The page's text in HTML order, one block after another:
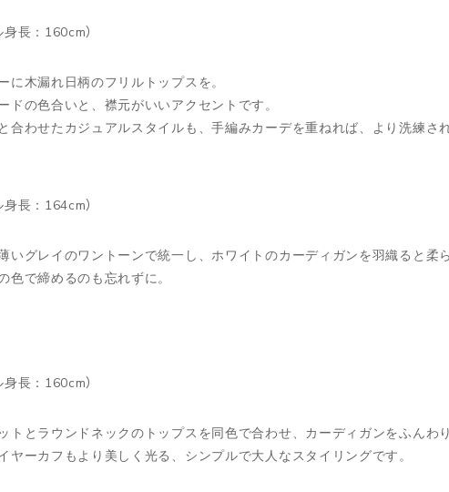
身長：160cm）
に木漏れ日柄のフリルトップスを。
ドの色合いと、襟元がいいアクセントです。
合わせたカジュアルスタイルも、手編みカーデを重ねれば、より洗練さ
身長：164cm）
いグレイのワントーンで統一し、ホワイトのカーディガンを羽織ると柔
色で締めるのも忘れずに。
身長：160cm）
トとラウンドネックのトップスを同色で合わせ、カーディガンをふんわ
ヤーカフもより美しく光る、シンプルで大人なスタイリングです。